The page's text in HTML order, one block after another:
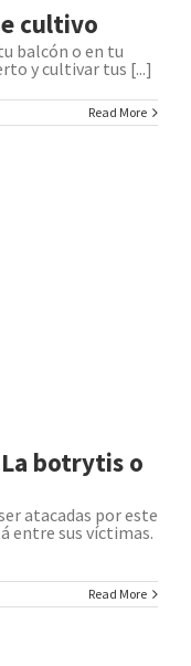
cultivo
balcón o en tu
y cultivar tus [...]
Read More
botrytis o
atacadas por este
entre sus víctimas.
Read More